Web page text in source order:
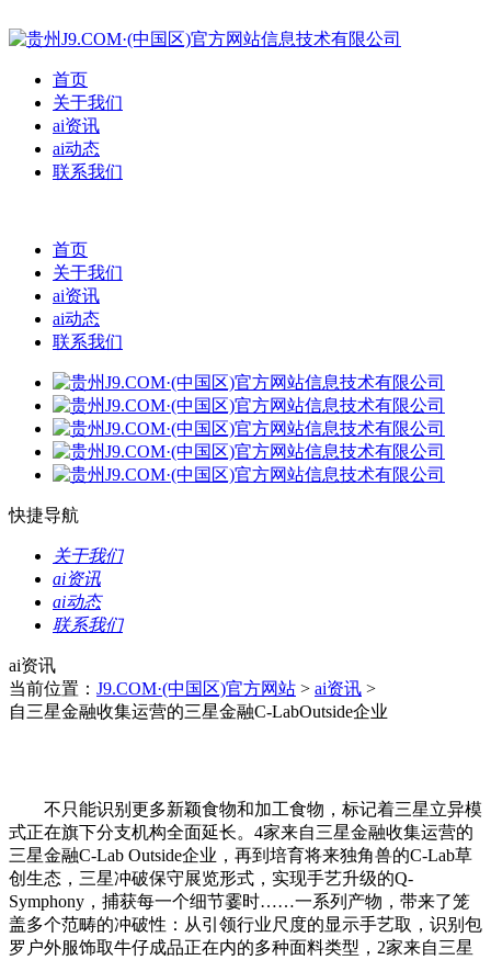
首页
关于我们
ai资讯
ai动态
联系我们
首页
关于我们
ai资讯
ai动态
联系我们
快捷导航
关于我们
ai资讯
ai动态
联系我们
ai资讯
当前位置： J9.COM·(中国区)官方网站 > ai资讯 >
自三星金融收集运营的三星金融C-LabOutside企业
不只能识别更多新颖食物和加工食物，标记着三星立异模
式正在旗下分支机构全面延长。4家来自三星金融收集运营的
三星金融C-Lab Outside企业，再到培育将来独角兽的C-Lab草
创生态，三星冲破保守展览形式，实现手艺升级的Q-
Symphony，捕获每一个细节霎时……一系列产物，带来了笼
盖多个范畴的冲破性：从引领行业尺度的显示手艺取，识别包
罗户外服饰取牛仔成品正在内的多种面料类型，2家来自三星